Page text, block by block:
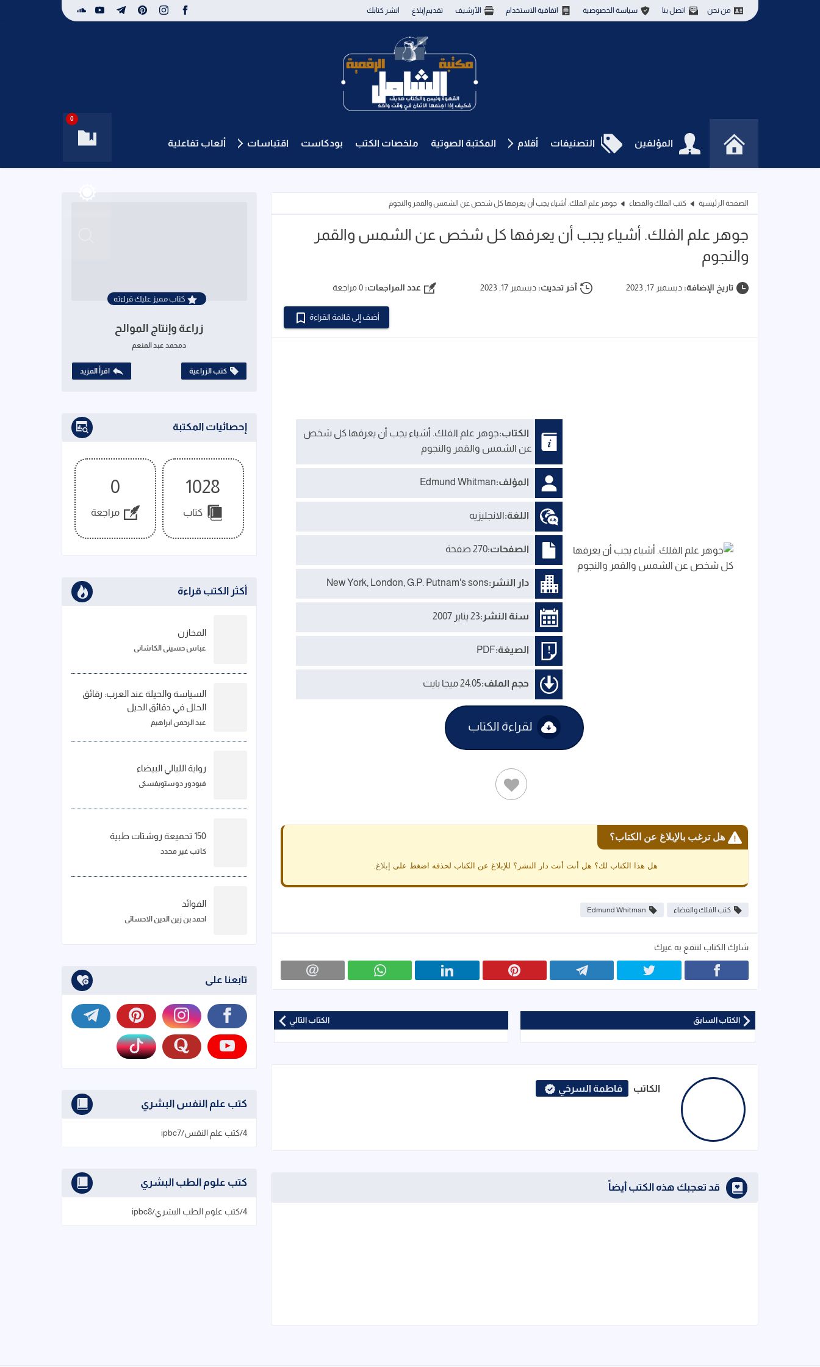
من نحن اتصل بنا سياسة الخصوصية اتفاقية الاستخدام الأرشيف تقديم إبلاغ انشر كتابك
المؤلفين التصنيفات أقلام المكتبة الصوتية ملخصات الكتب بودكاست اقتباسات ألعاب تفاعلية
0
الصفحة الرئيسية كتب الفلك والفضاء جوهر علم الفلك. أشياء يجب أن يعرفها كل شخص عن الشمس والقمر والنجوم
جوهر علم الفلك. أشياء يجب أن يعرفها كل شخص عن الشمس والقمر
والنجوم
تاريخ الإضافة: ديسمبر 17, 2023 آخر تحديث: ديسمبر 17, 2023 عدد المراجعات: 0 مراجعة
أضف إلى قائمة القراءة
الكتاب:جوهر علم الفلك. أشياء يجب أن يعرفها كل شخص
عن الشمس والقمر والنجوم
المؤلف:Edmund Whitman
اللغة:الانجليزيه
الصفحات:270 صفحة
دار النشر:New York, London, G.P. Putnam's sons
سنة النشر:23 يناير 2007
الصيغة:PDF
حجم الملف:24.05 ميجا بايت
لقراءة الكتاب
هل ترغب بالإبلاغ عن الكتاب؟
هل هذا الكتاب لك؟ هل أنت أنت دار النشر؟ للإبلاغ عن الكتاب لحذفه اضغط على إبلاغ.
كتب الفلك والفضاء Edmund Whitman
شارك الكتاب لتنفع به غيرك
الكتاب التالي الكتاب السابق
الكاتب فاطمة السرخي
قد تعجبك هذه الكتب أيضاً
كتاب مميز عليك قراءته
زراعة وإنتاج الموالح
دمحمد عبد المنعم
كتب الزراعية اقرأ المزيد
إحصائيات المكتبة
1028
كتاب
0
مراجعة
أكثر الكتب قراءة
المخازن
عباس حسيني الكاشاني
السياسة والحيلة عند العرب: رقائق
الحلل في دقائق الحيل
عبد الرحمن ابراهيم
رواية الليالي البيضاء
فيودور دوستويفسكي
150 تحميعة روشتات طبية
كاتب غير محدد
الفوائد
احمد بن زين الدين الاحسائي
تابعنا على
كتب علم النفس البشري
4/كتب علم النفس/ipbc7
كتب علوم الطب البشري
4/كتب علوم الطب البشري/ipbc8